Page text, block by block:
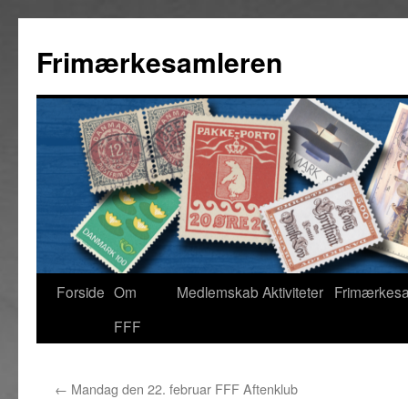
indhold
Frimærkesamleren
Forside Om
FFF
Medlemskab Aktiviteter
← Mandag den 22. februar FFF Aftenklub